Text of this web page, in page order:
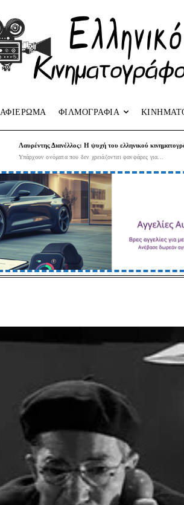
ΑΦΙΕΡΩΜΑ ΦΙΛΜΟΓΡΑΦΙΑ
Λαυρέντης Διανέλλος: Η ψυχή του ελληνικού
Υπάρχουν ονόματα που δεν χρειάζονται φανφάρες για...